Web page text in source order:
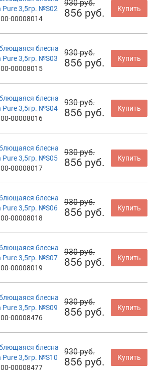
Pure 3,5гр. №S02
00008014
930 руб.
856 руб. Купить
блесна
Pure 3,5гр. №S03
00008015
930 руб.
856 руб. Купить
блесна
Pure 3,5гр. №S04
00008016
930 руб.
856 руб. Купить
блесна
Pure 3,5гр. №S05
00008017
930 руб.
856 руб. Купить
блесна
Pure 3,5гр. №S06
00008018
930 руб.
856 руб. Купить
блесна
Pure 3,5гр. №S07
00008019
930 руб.
856 руб. Купить
блесна
Pure 3,5гр. №S09
00008476
930 руб.
856 руб. Купить
блесна
Pure 3,5гр. №S10
00008477
930 руб.
856 руб. Купить